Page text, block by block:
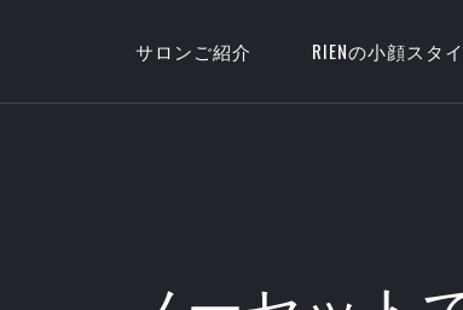
サロンご紹介 RIENの小顔スタ